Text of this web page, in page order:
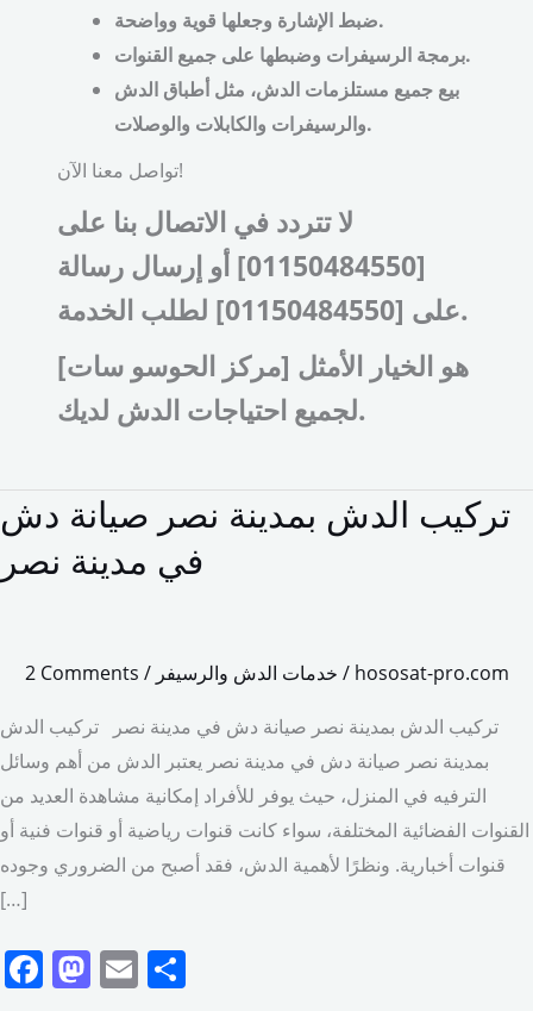
ضبط الإشارة وجعلها قوية وواضحة.
برمجة الرسيفرات وضبطها على جميع القنوات.
بيع جميع مستلزمات الدش، مثل أطباق الدش
والرسيفرات والكابلات والوصلات.
تواصل معنا الآن!
لا تتردد في الاتصال بنا على
[01150484550] أو إرسال رسالة
على [01150484550] لطلب الخدمة.
[مركز الحوسو سات] هو الخيار الأمثل
لجميع احتياجات الدش لديك.
تركيب الدش بمدينة نصر صيانة دش
في مدينة نصر
2 Comments / خدمات الدش والرسيفر / hososat-pro.com
تركيب الدش بمدينة نصر صيانة دش في مدينة نصر تركيب الدش
بمدينة نصر صيانة دش في مدينة نصر يعتبر الدش من أهم وسائل
الترفيه في المنزل، حيث يوفر للأفراد إمكانية مشاهدة العديد من
القنوات الفضائية المختلفة، سواء كانت قنوات رياضية أو قنوات فنية أو
قنوات أخبارية. ونظرًا لأهمية الدش، فقد أصبح من الضروري وجوده
[…]
F M E
تركيب
الدش
بمدينة
دش
مدينة